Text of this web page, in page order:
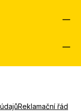
Reklamační řád